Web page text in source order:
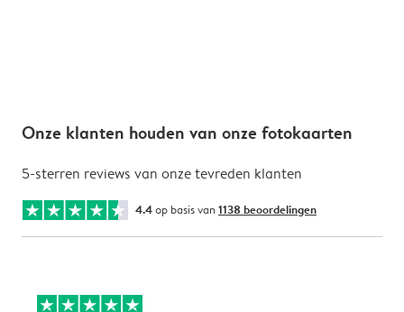
Onze klanten houden van onze fotokaarten
5-sterren reviews van onze tevreden klanten
4.4op basis van 1138 beoordelingen